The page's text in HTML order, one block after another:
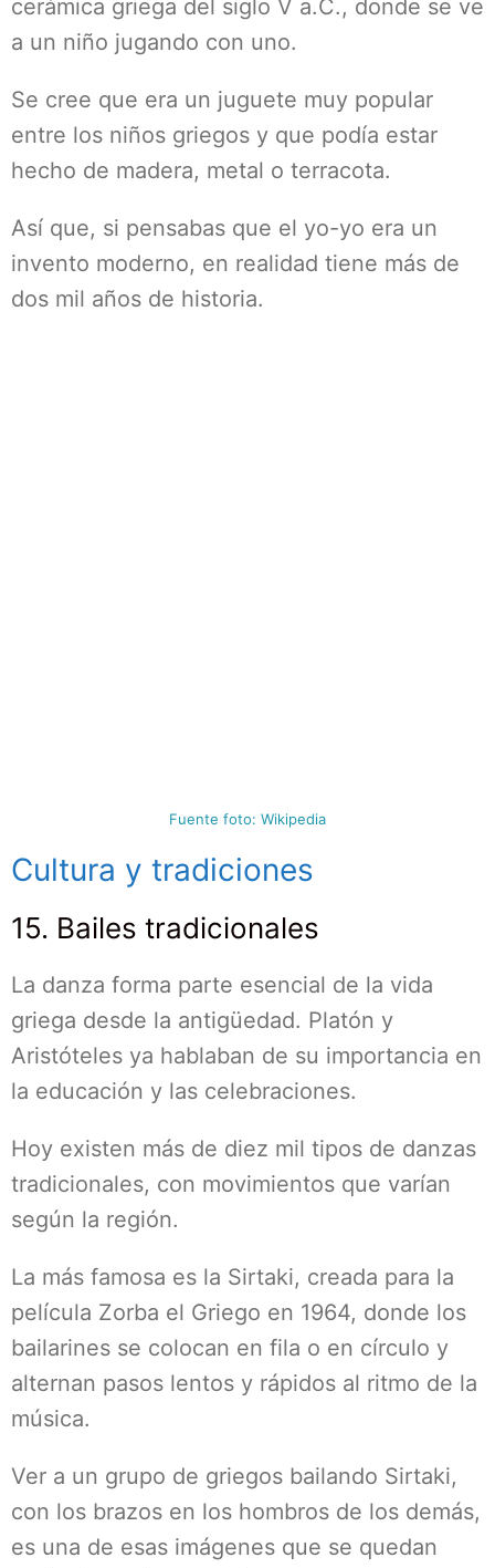
cerámica griega del siglo V a.C., donde se ve
a un niño jugando con uno.
Se cree que era un juguete muy popular
entre los niños griegos y que podía estar
hecho de madera, metal o terracota.
Así que, si pensabas que el yo-yo era un
invento moderno, en realidad tiene más de
dos mil años de historia.
Fuente foto: Wikipedia
Cultura y tradiciones
15. Bailes tradicionales
La danza forma parte esencial de la vida
griega desde la antigüedad. Platón y
Aristóteles ya hablaban de su importancia en
la educación y las celebraciones.
Hoy existen más de diez mil tipos de danzas
tradicionales, con movimientos que varían
según la región.
La más famosa es la Sirtaki, creada para la
película Zorba el Griego en 1964, donde los
bailarines se colocan en fila o en círculo y
alternan pasos lentos y rápidos al ritmo de la
música.
Ver a un grupo de griegos bailando Sirtaki,
con los brazos en los hombros de los demás,
es una de esas imágenes que se quedan